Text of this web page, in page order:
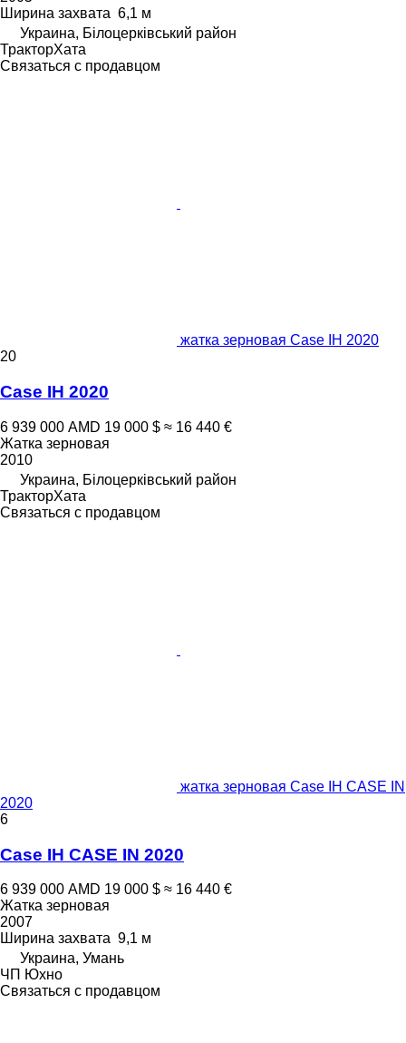
Ширина захвата 6,1 м
Украина, Білоцерківський район
ТракторХата
Связаться с продавцом
жатка зерновая Case IH 2020
20
Case IH 2020
6 939 000 AMD 19 000 $ ≈ 16 440 €
Жатка зерновая
2010
Украина, Білоцерківський район
ТракторХата
Связаться с продавцом
жатка зерновая Case IH CASE IN
2020
6
Case IH CASE IN 2020
6 939 000 AMD 19 000 $ ≈ 16 440 €
Жатка зерновая
2007
Ширина захвата 9,1 м
Украина, Умань
ЧП Юхно
Связаться с продавцом